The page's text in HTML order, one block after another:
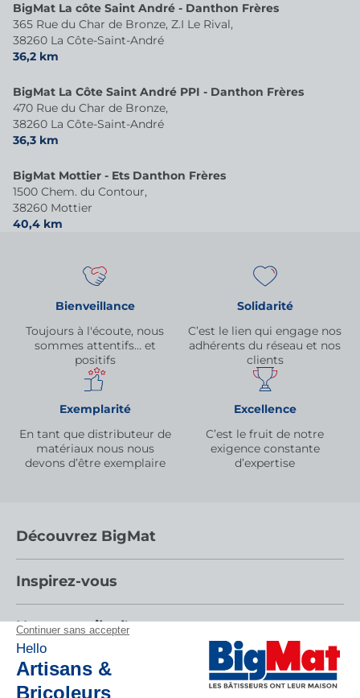
BigMat La côte Saint André - Danthon Frères
365 Rue du Char de Bronze, Z.I Le Rival,
38260 La Côte-Saint-André
36,2 km
BigMat La Côte Saint André PPI - Danthon Frères
470 Rue du Char de Bronze,
38260 La Côte-Saint-André
36,3 km
BigMat Mottier - Ets Danthon Frères
1500 Chem. du Contour,
38260 Mottier
40,4 km
Bienveillance
Toujours à l'écoute, nous
sommes attentifs… et
positifs
Solidarité
C’est le lien qui engage nos
adhérents du réseau et nos
clients
Exemplarité
En tant que distributeur de
matériaux nous nous
devons d’être exemplaire
Excellence
C’est le fruit de notre
exigence constante
d’expertise
Découvrez BigMat
Nous rejoindre
Devenez adhérent
Les services BigMat
Les Bâtisseurs du Sport
Inspirez-vous
Nos catalogues
Tendances
Nos conseils d'experts
Nos conseils
Nos tutos
Espace adhérent